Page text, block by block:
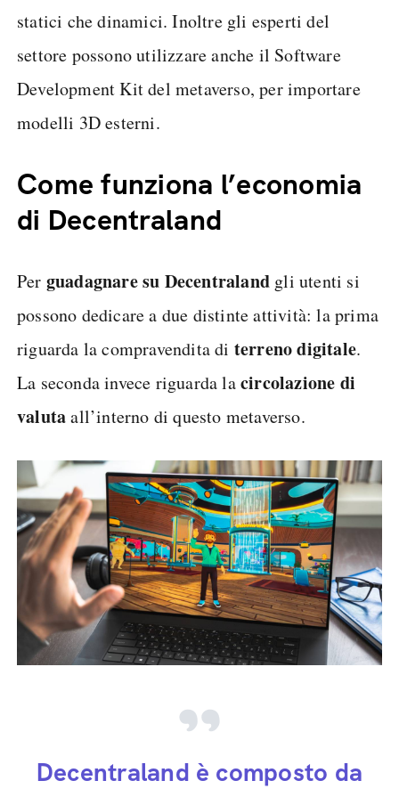
statici che dinamici. Inoltre gli esperti del
settore possono utilizzare anche il Software
Development Kit del metaverso, per importare
modelli 3D esterni.
Come funziona l’economia
di Decentraland
Per guadagnare su Decentraland gli utenti si
possono dedicare a due distinte attività: la prima
riguarda la compravendita di terreno digitale.
La seconda invece riguarda lacircolazione di
valutaall’interno di questo metaverso.
Decentraland è composto da